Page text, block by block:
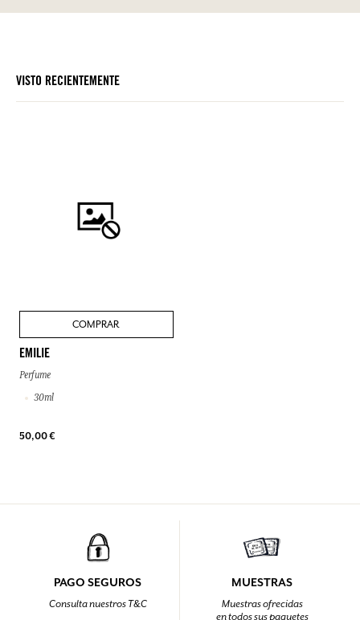
VISTO RECIENTEMENTE
COMPRAR
EMILIE
Perfume
30ml
50,00 €
PAGO SEGUROS
Consulta nuestros T&C
MUESTRAS
Muestras ofrecidas
en todos sus paquetes